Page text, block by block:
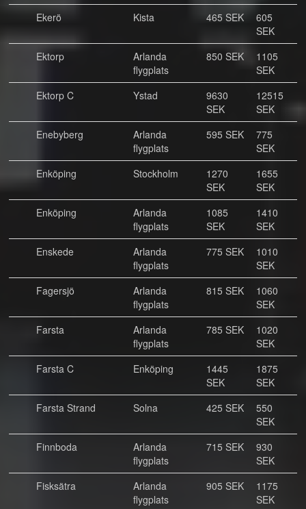
Ekerö Kista 465 SEK
605
SEK
Ektorp
Arlanda
flygplats
850 SEK
1105
SEK
Ektorp C
Ystad
9630
SEK
12515
SEK
Enebyberg
Arlanda
flygplats
595 SEK
775
SEK
Enköping
Stockholm
1270
SEK
1655
SEK
Enköping
Arlanda
flygplats
1085
SEK
1410
SEK
Enskede
Arlanda
flygplats
775 SEK
1010
SEK
Fagersjö
Arlanda
flygplats
815 SEK
1060
SEK
Farsta
Arlanda
flygplats
785 SEK
1020
SEK
Farsta C
Enköping
1445
SEK
1875
SEK
Farsta Strand
Solna 425 SEK
550
SEK
Finnboda
Arlanda
flygplats
715 SEK
930
SEK
Fisksätra
Arlanda
flygplats
905 SEK
1175
SEK